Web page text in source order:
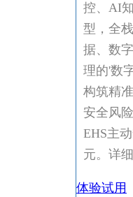
控、AI
型，全
据、数
理的'数
构筑精
安全风
EHS主
元。详
体验试用